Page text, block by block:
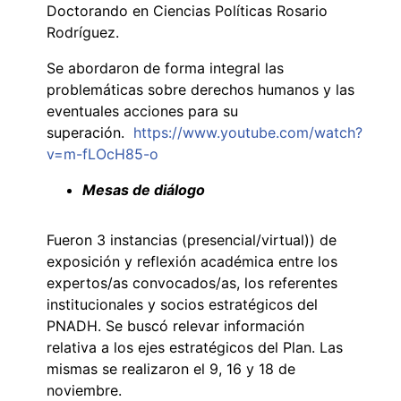
Doctorando en Ciencias Políticas Rosario
Rodríguez.
Se abordaron de forma integral las
problemáticas sobre derechos humanos y las
eventuales acciones para su
superación. https://www.youtube.com/watch?
v=m-fLOcH85-o
Mesas de diálogo
Fueron 3 instancias (presencial/virtual)) de
exposición y reflexión académica entre los
expertos/as convocados/as, los referentes
institucionales y socios estratégicos del
PNADH. Se buscó relevar información
relativa a los ejes estratégicos del Plan. Las
mismas se realizaron el 9, 16 y 18 de
noviembre.